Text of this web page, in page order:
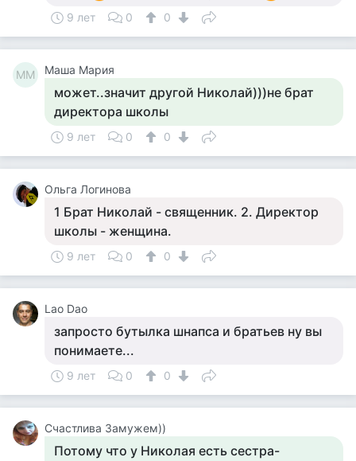
9 лет 0 0
ММ Маша Мария
может..значит другой Николай)))не брат
директора школы
9 лет 0 0
Ольга Логинова
1 Брат Николай - священник. 2. Директор
школы - женщина.
9 лет 0 0
Lao Dao
запросто бутылка шнапса и братьев ну вы
понимаете...
9 лет 0 0
Счастлива Замужем))
Потому что у Николая есть сестра-